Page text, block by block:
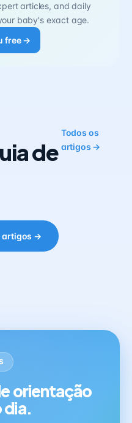
articles, and daily
baby's exact age.
free →
de
Todos os
artigos →
artigos →
orientação